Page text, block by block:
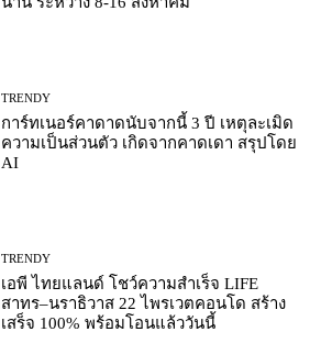
TRENDY
การ์ทเนอร์คาดาดนับจากนี้ 3 ปี เหตุละเมิด
ความเป็นส่วนตัว เกิดจากคาดเดา สรุปโดย
AI
TRENDY
เอพี ไทยแลนด์ โชว์ความสำเร็จ LIFE
สาทร–นราธิวาส 22 ไพรเวตคอนโด สร้าง
เสร็จ 100% พร้อมโอนแล้ววันนี้